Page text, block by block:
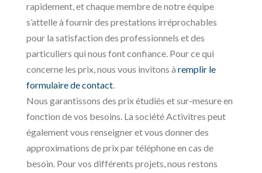
rapidement, et chaque membre de notre équipe
s’attelle à fournir des prestations irréprochables
pour la satisfaction des professionnels et des
particuliers qui nous font confiance. Pour ce qui
concerne les prix, nous vous invitons à remplir le
formulaire de contact.
Nous garantissons des prix étudiés et sur-mesure en
fonction de vos besoins. La société Activitres peut
également vous renseigner et vous donner des
approximations de prix par téléphone en cas de
besoin. Pour vos différents projets, nous restons